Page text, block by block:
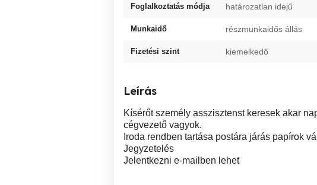
Foglalkoztatás módja határozatlan idejű
Munkaidő részmunkaidős állás
Fizetési szint kiemelkedő
Leírás
Kísérőt személy asszisztenst keresek akar
cégvezető vagyok.
Iroda rendben tartása postára járás papírok
Jegyzetelés
Jelentkezni e-mailben lehet